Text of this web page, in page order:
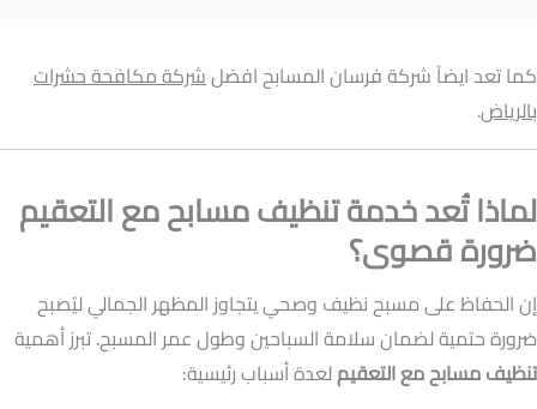
كما تعد ايضاً شركة فرسان المسابح افضلشركة مكافحة حشرات
بالرياض.
لماذا تُعد خدمة تنظيف مسابح مع التعقيم
ضرورة قصوى؟
إن الحفاظ على مسبح نظيف وصحي يتجاوز المظهر الجمالي ليُصبح
ضرورة حتمية لضمان سلامة السباحين وطول عمر المسبح. تبرز أهمية
تنظيف مسابح مع التعقيملعدة أسباب رئيسية: